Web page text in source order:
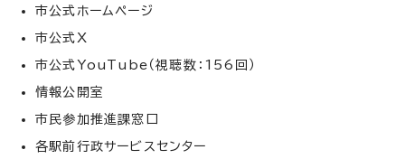
市公式ホームページ
市公式X
市公式YouTube（視聴数：156回）
情報公開室
市民参加推進課窓口
各駅前行政サービスセンター